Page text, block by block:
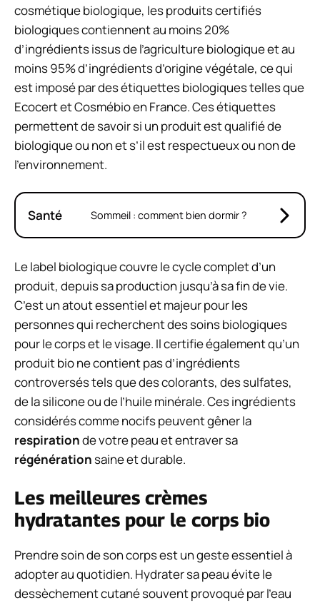
cosmétique biologique, les produits certifiés
biologiques contiennent au moins 20%
d’ingrédients issus de l’agriculture biologique et au
moins 95% d’ingrédients d’origine végétale, ce qui
est imposé par des étiquettes biologiques telles que
Ecocert et Cosmébio en France. Ces étiquettes
permettent de savoir si un produit est qualifié de
biologique ou non et s’il est respectueux ou non de
l’environnement.
Santé Sommeil : comment bien dormir ?
Le label biologique couvre le cycle complet d’un
produit, depuis sa production jusqu’à sa fin de vie.
C’est un atout essentiel et majeur pour les
personnes qui recherchent des soins biologiques
pour le corps et le visage. Il certifie également qu’un
produit bio ne contient pas d’ingrédients
controversés tels que des colorants, des sulfates,
de la silicone ou de l’huile minérale. Ces ingrédients
considérés comme nocifs peuvent gêner la
respirationde votre peau et entraver sa
régénérationsaine et durable.
Les meilleures crèmes
hydratantes pour le corps bio
Prendre soin de son corps est un geste essentiel à
adopter au quotidien. Hydrater sa peau évite le
dessèchement cutané souvent provoqué par l’eau